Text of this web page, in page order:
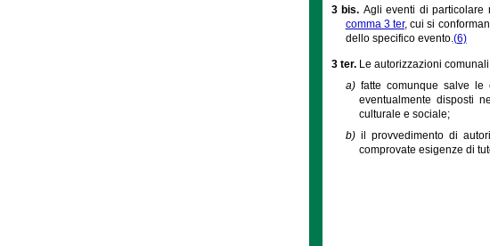
3 bis. Agli eventi di particolare
comma 3 ter, cui si
dello specifico evento.(6)
3 ter. Le autorizzazioni
a) fatte comunque salve
eventualmente disposti
culturale e sociale;
b) il provvedimento di
comprovate esigenze di